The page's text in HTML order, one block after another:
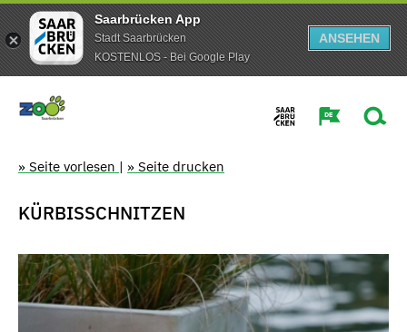
Saarbrücken App
Stadt Saarbrücken
KOSTENLOS - Bei Google Play
ANSEHEN
» Seite vorlesen | » Seite drucken
KÜRBISSCHNITZEN